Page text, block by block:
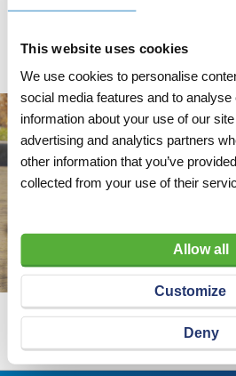
This website uses cookies
We use cookies to personalise
social media features and to
information about your use of our
advertising and analytics partners
other information that you’ve
collected from your use of their
Allow all
Customize
Deny
Wij adviseren